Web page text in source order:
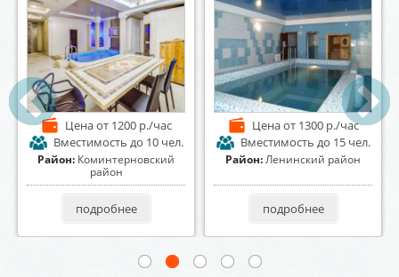
Ценаот 1300 р./час
Вместимость до 12 чел.
Район: Коминтерновский
район
подробнее
Ценаот 1200 р./час
Вместимостьдо 8 чел.
Район:Центральный район
подробнее